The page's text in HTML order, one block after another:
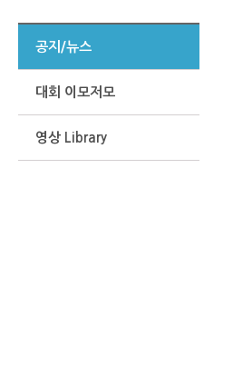
공지/뉴스
대회 이모저모
영상 Library